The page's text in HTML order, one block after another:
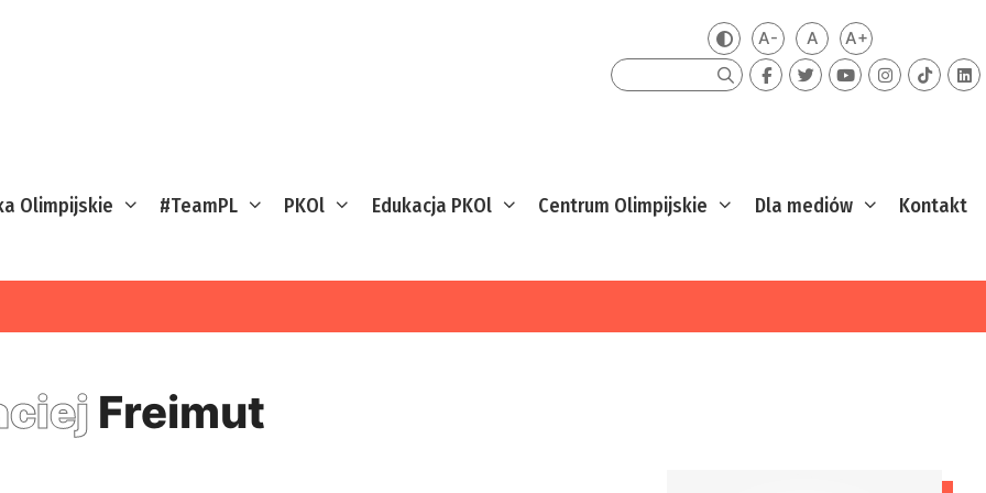
Zmień kontrast
A-Mniejsza czcionka
ADomyślna czcionka
A+Większa
Szukaj
Olimpijskie #TeamPL PKOl Edukacja PKOl Centrum Olimpijskie Dla mediów Kontakt
Freimut